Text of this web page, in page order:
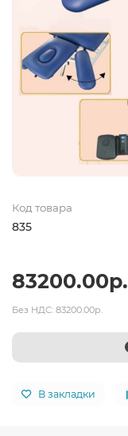
Код товара
835
83200.00р.
Без НДС: 83200.00р.
В закладки